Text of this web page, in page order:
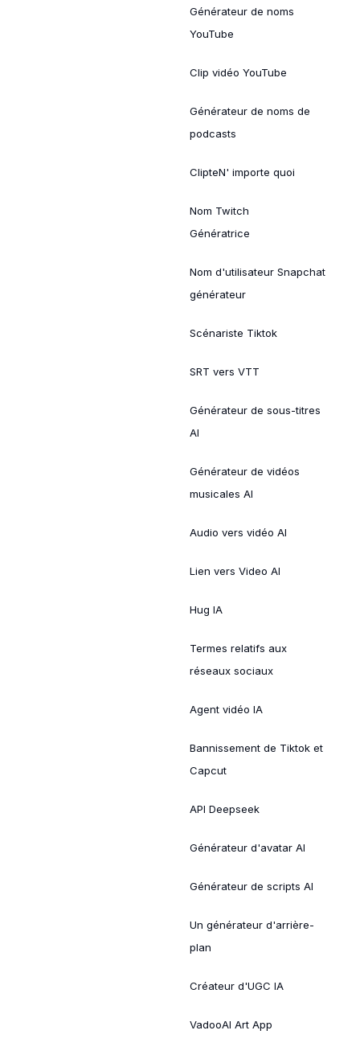
Générateur de noms
YouTube
Clip vidéo YouTube
Générateur de noms de
podcasts
ClipteN' importe quoi
Nom Twitch
Génératrice
Nom d'utilisateur Snapchat
générateur
Scénariste Tiktok
SRT vers VTT
Générateur de sous-titres
AI
Générateur de vidéos
musicales AI
Audio vers vidéo AI
Lien vers Video AI
Hug IA
Termes relatifs aux
réseaux sociaux
Agent vidéo IA
Bannissement de Tiktok et
Capcut
API Deepseek
Générateur d'avatar AI
Générateur de scripts AI
Un générateur d'arrière-
plan
Créateur d'UGC IA
VadooAI Art App